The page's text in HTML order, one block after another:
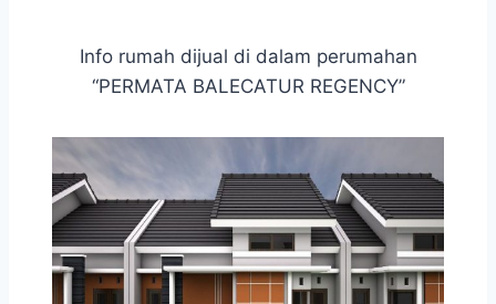
Info rumah dijual di dalam perumahan
“PERMATA BALECATUR REGENCY”